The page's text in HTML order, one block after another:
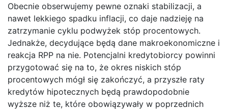
Obecnie obserwujemy pewne oznaki stabilizacji, a
nawet lekkiego spadku inflacji, co daje nadzieję na
zatrzymanie cyklu podwyżek stóp procentowych.
Jednakże, decydujące będą dane makroekonomiczne i
reakcja RPP na nie. Potencjalni kredytobiorcy powinni
przygotować się na to, że okres niskich stóp
procentowych mógł się zakończyć, a przyszłe raty
kredytów hipotecznych będą prawdopodobnie
wyższe niż te, które obowiązywały w poprzednich